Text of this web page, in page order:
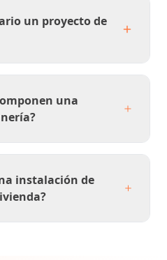
un proyecto de
una
instalación de